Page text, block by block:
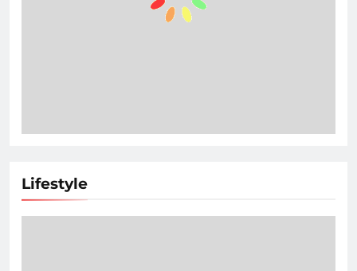
Lifestyle